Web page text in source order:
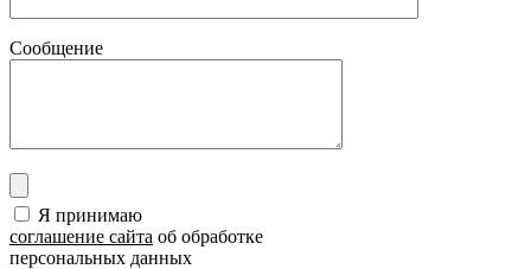
Сообщение
Я принимаю
соглашение сайта об обработке
персональных данных